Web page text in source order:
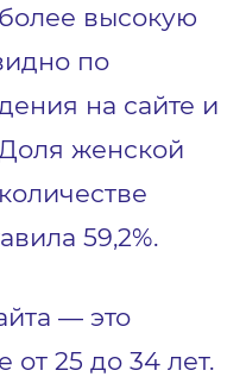
высокую
по
на сайте и
женской
59,2%.
— это
от 25 до 34 лет.